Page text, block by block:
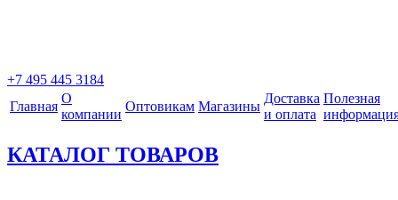
+7 495 445 3184
Главная
О
компании
Оптовикам Магазины
Доставка
и оплата
Полезная
КАТАЛОГ ТОВАРОВ